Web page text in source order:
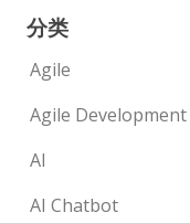
分类
Agile
Agile Development
AI
AI Chatbot